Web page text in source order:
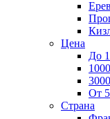
Цена
До
От
Страна